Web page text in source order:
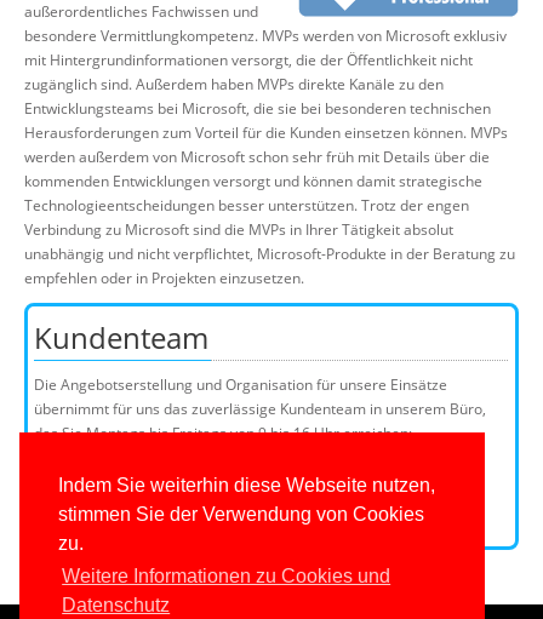
Indem Sie weiterhin diese Webseite nutzen,
stimmen Sie der Verwendung von Cookies
zu.
Weitere Informationen zu Cookies und
Datenschutz
außerordentliches Fachwissen und
besondere Vermittlungkompetenz. MVPs werden von Microsoft exklusiv
mit Hintergrundinformationen versorgt, die der Öffentlichkeit nicht
zugänglich sind. Außerdem haben MVPs direkte Kanäle zu den
Entwicklungsteams bei Microsoft, die sie bei besonderen technischen
Herausforderungen zum Vorteil für die Kunden einsetzen können. MVPs
werden außerdem von Microsoft schon sehr früh mit Details über die
kommenden Entwicklungen versorgt und können damit strategische
Technologieentscheidungen besser unterstützen. Trotz der engen
Verbindung zu Microsoft sind die MVPs in Ihrer Tätigkeit absolut
unabhängig und nicht verpflichtet, Microsoft-Produkte in der Beratung zu
empfehlen oder in Projekten einzusetzen.
Kundenteam
Die Angebotserstellung und Organisation für unsere Einsätze
übernimmt für uns das zuverlässige Kundenteam in unserem Büro,
das Sie Montags bis Freitags von 9 bis 16 Uhr erreichen:
E-Mail:
Kundenteammitglieder